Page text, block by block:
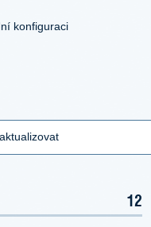
konfiguraci
12